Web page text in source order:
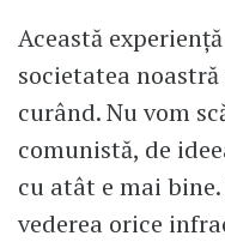
Această
societatea
curând. Nu vom
comunistă, de
cu atât e mai
vederea orice